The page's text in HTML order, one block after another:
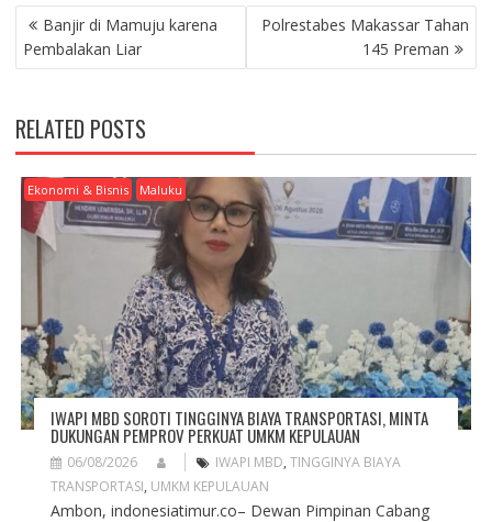
P
O
S
N
A
V
G
A
N
Banjir di Mamuju karena
Pembalakan Liar
Polrestabes Makassar Tahan
145 Preman
RELATED POSTS
Ekonomi & Bisnis Maluku
IWAPI MBD SOROTI TINGGINYA BIAYA TRANSPORTASI, MINTA
DUKUNGAN PEMPROV PERKUAT UMKM KEPULAUAN
06/08/2026 IWAPI MBD, TINGGINYA BIAYA
TRANSPORTASI, UMKM KEPULAUAN
Ambon, indonesiatimur.co– Dewan Pimpinan Cabang